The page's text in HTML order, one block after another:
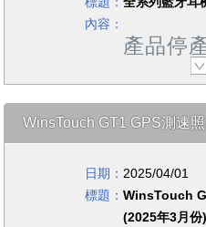
內容：
產品停
EOL
列藍牙耳機
產造成客戶
支援，以減
感謝您的支
WinsTouch GT1 GPS測速
日期： 2025/04/01
標題： WinsTouch
(2025年3月份)